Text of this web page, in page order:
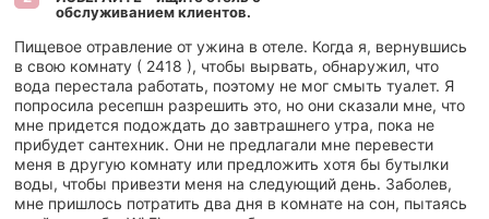
обслуживанием клиентов.
Пищевое отравление от ужина в отеле. Когда я, вернувшись
в свою комнату ( 2418 ), чтобы вырвать, обнаружил, что
вода перестала работать, поэтому не мог смыть туалет. Я
попросила ресепшн разрешить это, но они сказали мне, что
мне придется подождать до завтрашнего утра, пока не
прибудет сантехник. Они не предлагали мне перевести
меня в другую комнату или предложить хотя бы бутылки
воды, чтобы привезти меня на следующий день. Заболев,
мне пришлось потратить два дня в комнате на сон, пытаясь